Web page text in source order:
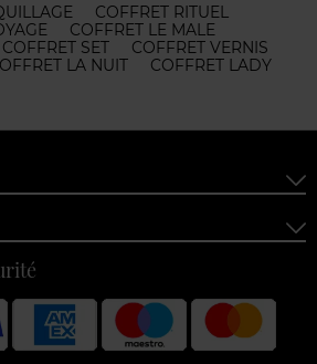
COFFRET RITUEL
COFFRET LE MALE
COFFRET SET
COFFRET VERNIS
LA NUIT COFFRET LADY